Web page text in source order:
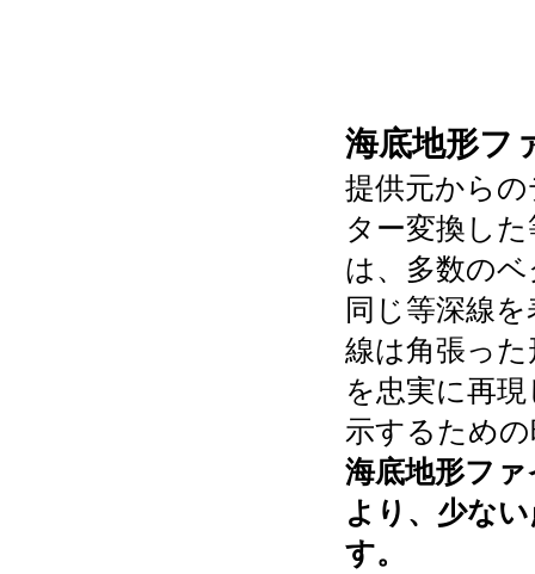
海底地形フ
提供元から
ター変換し
は、多数の
同じ等深線
線は角張っ
を忠実に再
示するため
海底地形フ
より、少な
す。